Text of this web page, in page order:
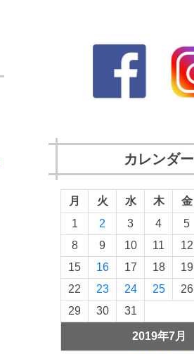
カレンダー
2019年7月
月 火 水 木 金
1
2 3 4 5
8
9 10 11 12
15
16 17 18 19
22
23 24 25 26
29
30 31